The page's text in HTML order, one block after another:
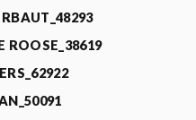
ROOSE_38619